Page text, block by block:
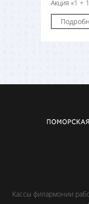
Акция «1 +
Кассы филармонии